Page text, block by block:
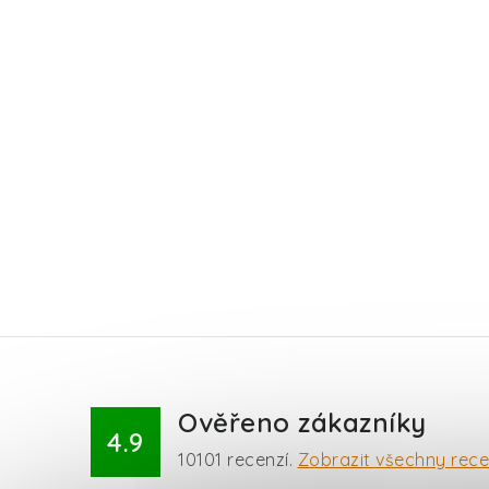
4.9
Ověřeno zákazníky
10101 recenzí. Zobrazit všechny